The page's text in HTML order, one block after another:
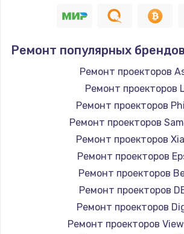
Ремонт популярных
Ремонт проекторов
Ремонт проекторов
Ремонт проекторов
Ремонт проекторов
Ремонт проекторов
Ремонт проекторов
Ремонт проекторов
Ремонт проекторов
Ремонт проекторов
Ремонт проекторов